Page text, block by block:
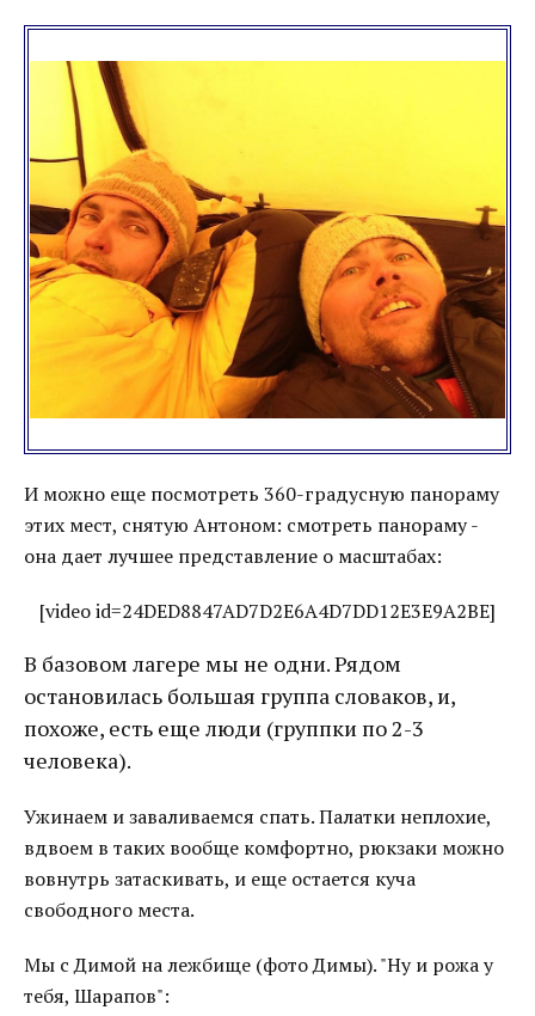
И можно еще посмотреть 360-градусную панораму
этих мест, снятую Антоном: смотреть панораму -
она дает лучшее представление о масштабах:
[video id=24DED8847AD7D2E6A4D7DD12E3E9A2BE]
В базовом лагере мы не одни. Рядом
остановилась большая группа словаков, и,
похоже, есть еще люди (группки по 2-3
человека).
Ужинаем и заваливаемся спать. Палатки неплохие,
вдвоем в таких вообще комфортно, рюкзаки можно
вовнутрь затаскивать, и еще остается куча
свободного места.
Мы с Димой на лежбище (фото Димы). "Ну и рожа у
тебя, Шарапов":